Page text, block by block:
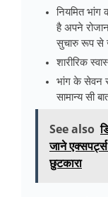
नियमित भांग
है अपने
सुचारु रूप से
शारीरिक
भांग के सेवन
सामान्य सी
See also
जाने
छुटकारा